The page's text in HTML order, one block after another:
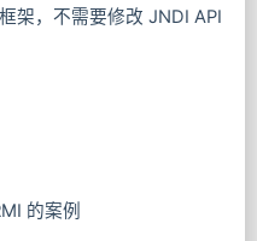
架，不需要修改 JNDI API
的案例